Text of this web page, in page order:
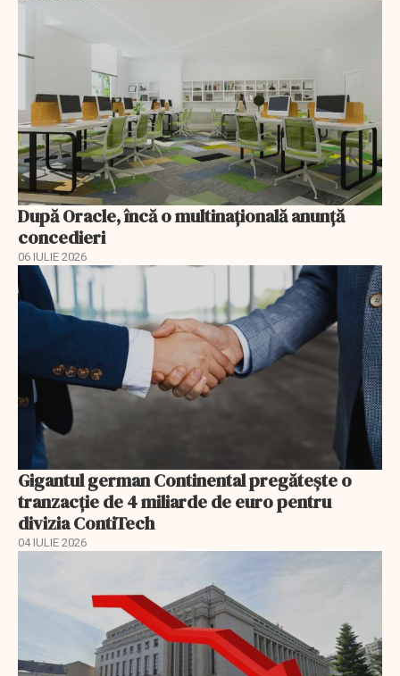
După Oracle, încă o multinaţională anunţă
concedieri
06 IULIE 2026
Gigantul german Continental pregătește o
tranzacție de 4 miliarde de euro pentru
divizia ContiTech
04 IULIE 2026